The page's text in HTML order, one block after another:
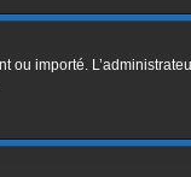
ou importé.